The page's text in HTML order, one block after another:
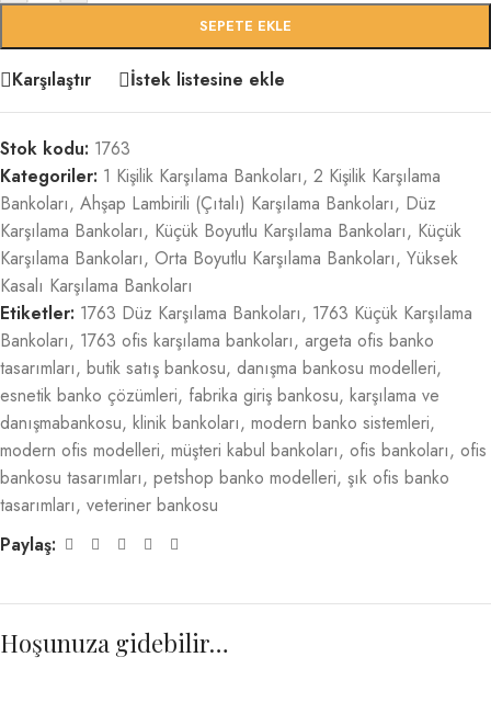
SEPETE EKLE
Karşılaştır İstek listesine ekle
Stok kodu: 1763
Kategoriler: 1 Kişilik Karşılama Bankoları, 2 Kişilik Karşılama
Bankoları, Ahşap Lambirili (Çıtalı) Karşılama Bankoları, Düz
Karşılama Bankoları, Küçük Boyutlu Karşılama Bankoları, Küçük
Karşılama Bankoları, Orta Boyutlu Karşılama Bankoları, Yüksek
Kasalı Karşılama Bankoları
Etiketler: 1763 Düz Karşılama Bankoları, 1763 Küçük Karşılama
Bankoları, 1763 ofis karşılama bankoları, argeta ofis banko
tasarımları, butik satış bankosu, danışma bankosu modelleri,
esnetik banko çözümleri, fabrika giriş bankosu, karşılama ve
danışmabankosu, klinik bankoları, modern banko sistemleri,
modern ofis modelleri, müşteri kabul bankoları, ofis bankoları, ofis
bankosu tasarımları, petshop banko modelleri, şık ofis banko
tasarımları, veteriner bankosu
Paylaş:
Hoşunuza gidebilir…